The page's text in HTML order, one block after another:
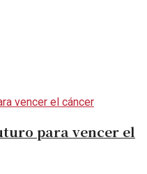
para vencer el